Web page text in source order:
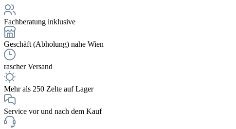
Fachberatung inklusive
Geschäft (Abholung) nahe Wien
rascher Versand
Mehr als 250 Zelte auf Lager
Service vor und nach dem Kauf